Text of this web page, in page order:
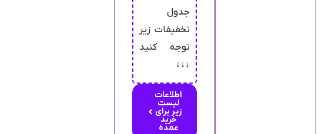
جدول
تخفیفات زیر
توجه کنید
↓↓↓
اطلاعات
لیست
زیر برای
خرید
عمده